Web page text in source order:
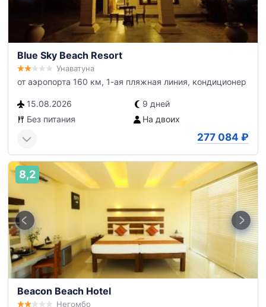
Blue Sky Beach Resort
Унаватуна
от аэропорта 160 км, 1-ая пляжная линия, кондиционер
15.08.2026
9 дней
Без питания
На двоих
277 084 ₽
8,2
Beacon Beach Hotel
Негомбо